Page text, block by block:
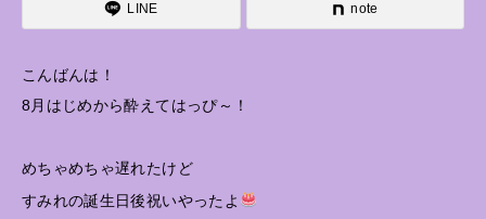
LINE note
こんばんは！
8月はじめから酔えてはっぴ～！
めちゃめちゃ遅れたけど
すみれの誕生日後祝いやったよ